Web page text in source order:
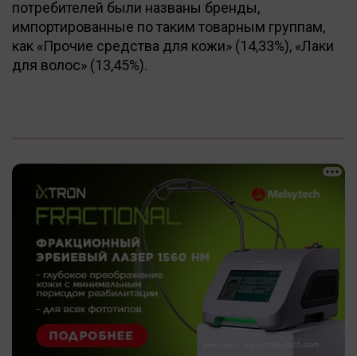
потребителей были названы бренды,
импортированные по таким товарным группам,
как «Прочие средства для кожи» (14,33%), «Лаки
для волос» (13,45%).